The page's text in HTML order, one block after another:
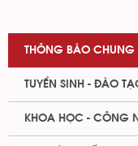
THÔNG BÁO CHUNG
TUYỂN SINH - ĐÀO
KHOA HỌC - CÔNG